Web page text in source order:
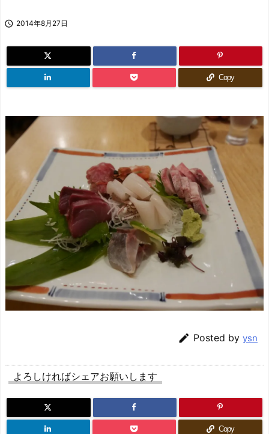
 2014年8月27日
Copy
 Posted by ysn
よろしければシェアお願いします
Copy